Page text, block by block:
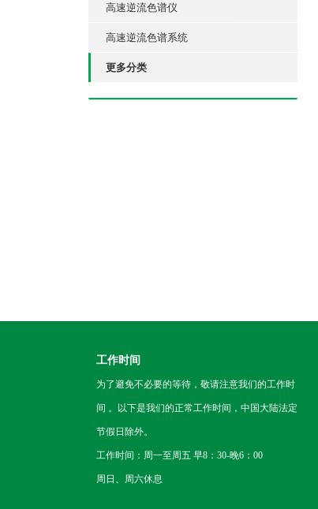
高速逆流色谱仪
高速逆流色谱系统
更多分类
工作时间
为了避免不必要的等待，敬请注意我们的工作时
间 。以下是我们的正常工作时间，中国大陆法定
节假日除外。
工作时间：周一至周五 早8：30-晚6：00
周日、周六休息